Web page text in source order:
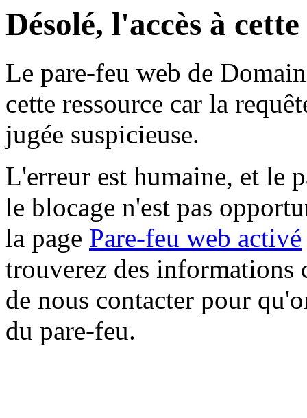
Désolé, l'accès à
Le pare-feu web de
cette ressource car la
jugée suspicieuse.
L'erreur est humaine, et le
le blocage n'est pas
la page Pare-feu web activé
trouverez des informations
de nous contacter pour
du pare-feu.